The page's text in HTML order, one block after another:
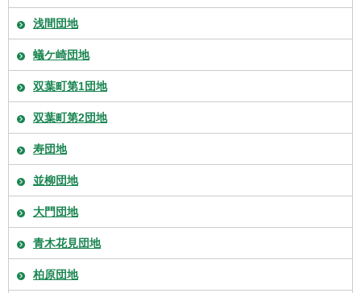
浅間団地
蟻ケ崎団地
双葉町第1団地
双葉町第2団地
寿団地
並柳団地
大門団地
青木花見団地
柏原団地